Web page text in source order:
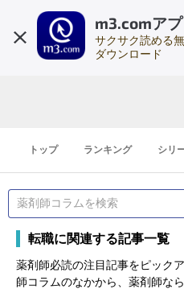
m3.comアプ
サクサク読める
ダウンロード
トップ ランキング シリ
転職に関連する記事一覧
薬剤師必読の注目記事をピック
師コラムのなかから、薬剤師な